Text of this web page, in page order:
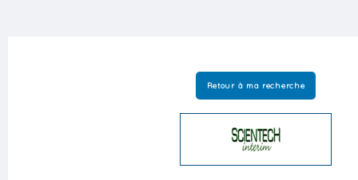
Retour à ma recherche